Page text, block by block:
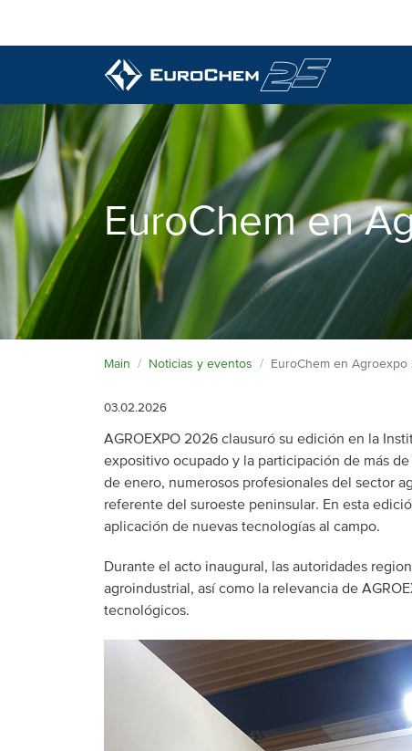
Nuestros productos
Quiénes somos
El perfil de un líder
Calidad superior
Medio ambiente
Información técnica
Noticias y eventos
Contacto
EuroChem en
Main Noticias y eventos EuroChem en
03.02.2026
AGROEXPO 2026 clausuró su edición en la
expositivo ocupado y la participación de más
de enero, numerosos profesionales del sector
referente del suroeste peninsular. En esta
aplicación de nuevas tecnologías al campo.
Durante el acto inaugural, las autoridades
agroindustrial, así como la relevancia de
tecnológicos.